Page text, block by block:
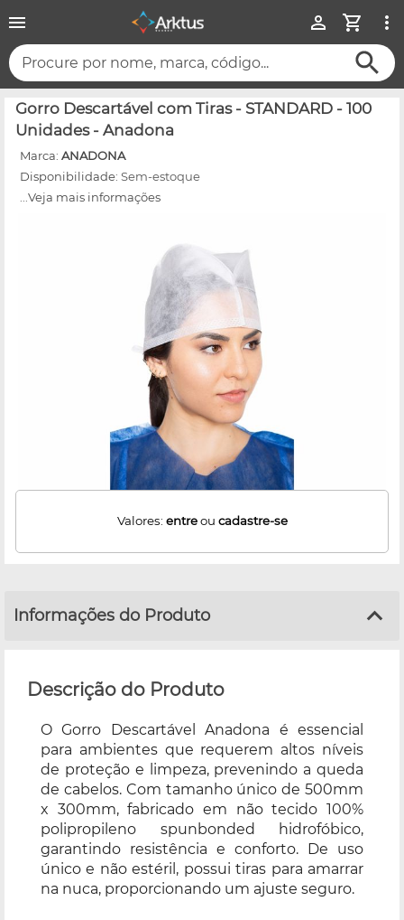
Procure por nome, marca, código...
Gorro Descartável com Tiras - STANDARD - 100
Unidades - Anadona
Marca: ANADONA
Disponibilidade: Sem-estoque
...Veja mais informações
Valores: entreou cadastre-se
Informações do Produto
Descrição do Produto
O Gorro Descartável Anadona é essencial
para ambientes que requerem altos níveis
de proteção e limpeza, prevenindo a queda
de cabelos. Com tamanho único de 500mm
x 300mm, fabricado em não tecido 100%
polipropileno spunbonded hidrofóbico,
garantindo resistência e conforto. De uso
único e não estéril, possui tiras para amarrar
na nuca, proporcionando um ajuste seguro.